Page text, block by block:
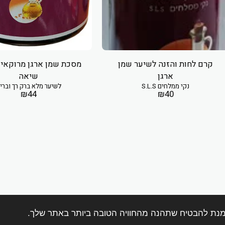
קרם לחות והזנה לשיער שמן
ארגן
נקי ממלחים S.L.S
₪40
מסכת שמן ארגן
שיאה
לשיער מלא ברק רך
₪44